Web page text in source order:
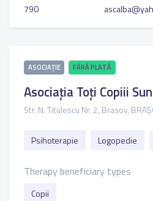
790
ASOCIAȚIE FĂRĂ PLATĂ
Asociația Toți Copiii
Str. N. Titulescu Nr. 2, Brasov,
Psihoterapie Logopedie
Therapy beneficiary types
Copii